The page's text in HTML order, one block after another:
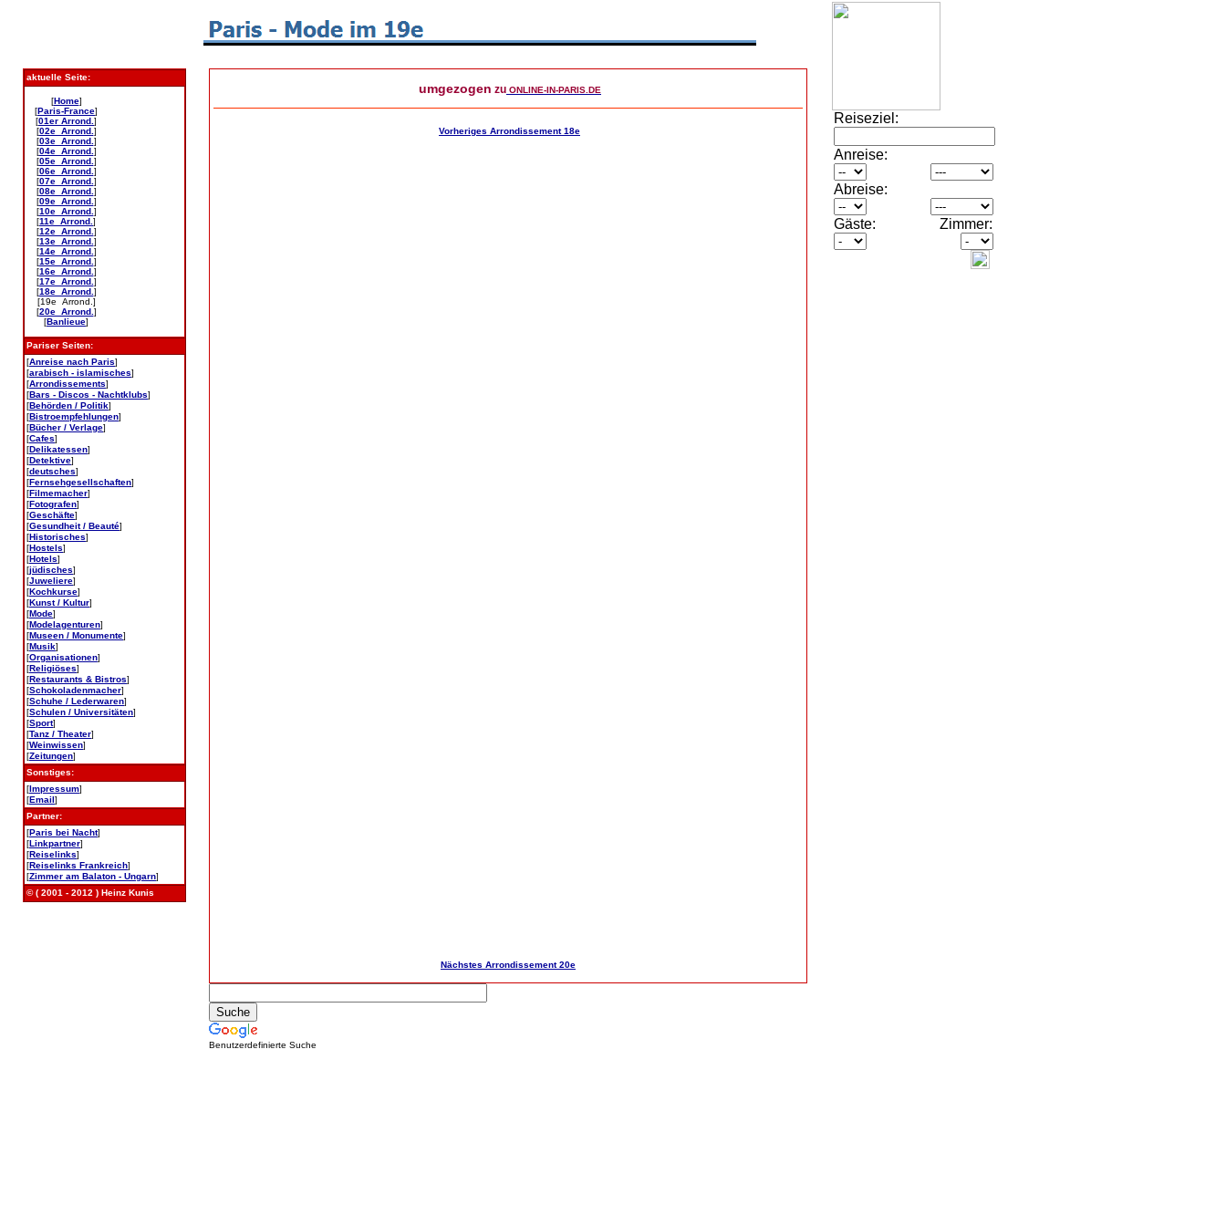
aktuelle Seite:
[Home]
[Paris-France]
[01er Arrond. ]
[02e Arrond. ]
[03e Arrond. ]
[04e Arrond. ]
[05e Arrond. ]
[06e Arrond. ]
[07e Arrond. ]
[08e Arrond. ]
[09e Arrond. ]
[10e Arrond. ]
[11e Arrond. ]
[12e Arrond. ]
[13e Arrond. ]
[14e Arrond. ]
[15e Arrond. ]
[16e Arrond. ]
[17e Arrond. ]
[18e Arrond. ]
[19e Arrond.]
[20e Arrond. ]
[Banlieue]
Pariser Seiten:
[Anreise nach Paris]
[arabisch - islamisches]
[Arrondissements]
[Bars - Discos - Nachtklubs]
[Behörden / Politik]
[Bistroempfehlungen]
[Bücher / Verlage]
[Cafes]
[Delikatessen]
[Detektive]
[deutsches]
[Fernsehgesellschaften]
[Filmemacher]
[Fotografen]
[Geschäfte]
[Gesundheit / Beauté]
[Historisches]
[Hostels]
[Hotels]
[jüdisches]
[Juweliere]
[Kochkurse]
[Kunst / Kultur]
[Mode]
[Modelagenturen]
[Museen / Monumente]
[Musik]
[Organisationen]
[Religiöses]
[Restaurants & Bistros]
[Schokoladenmacher]
[Schuhe / Lederwaren]
[Schulen / Universitäten]
[Sport]
[Tanz / Theater]
[Weinwissen]
[Zeitungen]
Sonstiges:
[Impressum]
[Email]
Partner:
[Paris bei Nacht]
[Linkpartner]
[Reiselinks]
[Reiselinks Frankreich]
[Zimmer am Balaton - Ungarn]
© ( 2001 - 2012 ) Heinz Kunis
umgezogen zu ONLINE-IN-PARIS.DE
Vorheriges Arrondissement 18e
Nächstes Arrondissement 20e
Benutzerdefinierte Suche
Reiseziel:
Anreise:
Abreise:
Gäste: Zimmer: